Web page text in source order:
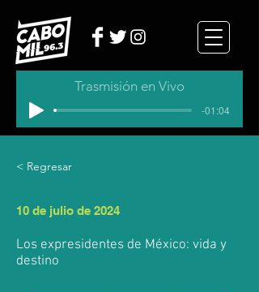
Trasmisión en Vivo
-01:04
< Regresar
10 de julio de 2024
Los expresidentes de México: vida y
destino